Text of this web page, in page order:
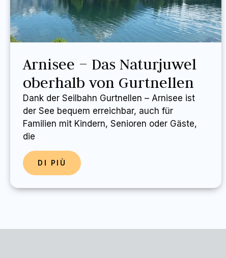
Arnisee – Das Naturjuwel
oberhalb von Gurtnellen
Dank der Seilbahn Gurtnellen – Arnisee ist
der See bequem erreichbar, auch für
Familien mit Kindern, Senioren oder Gäste,
die
DI PIÙ